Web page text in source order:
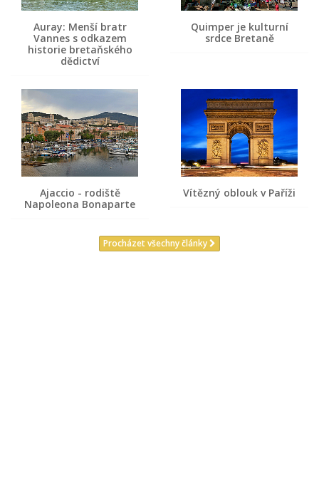
Auray: Menší bratr
Vannes s odkazem
historie bretaňského
dědictví
Quimper je kulturní
srdce Bretaně
Ajaccio - rodiště
Napoleona Bonaparte
Vítězný oblouk v Paříži
Procházet všechny články